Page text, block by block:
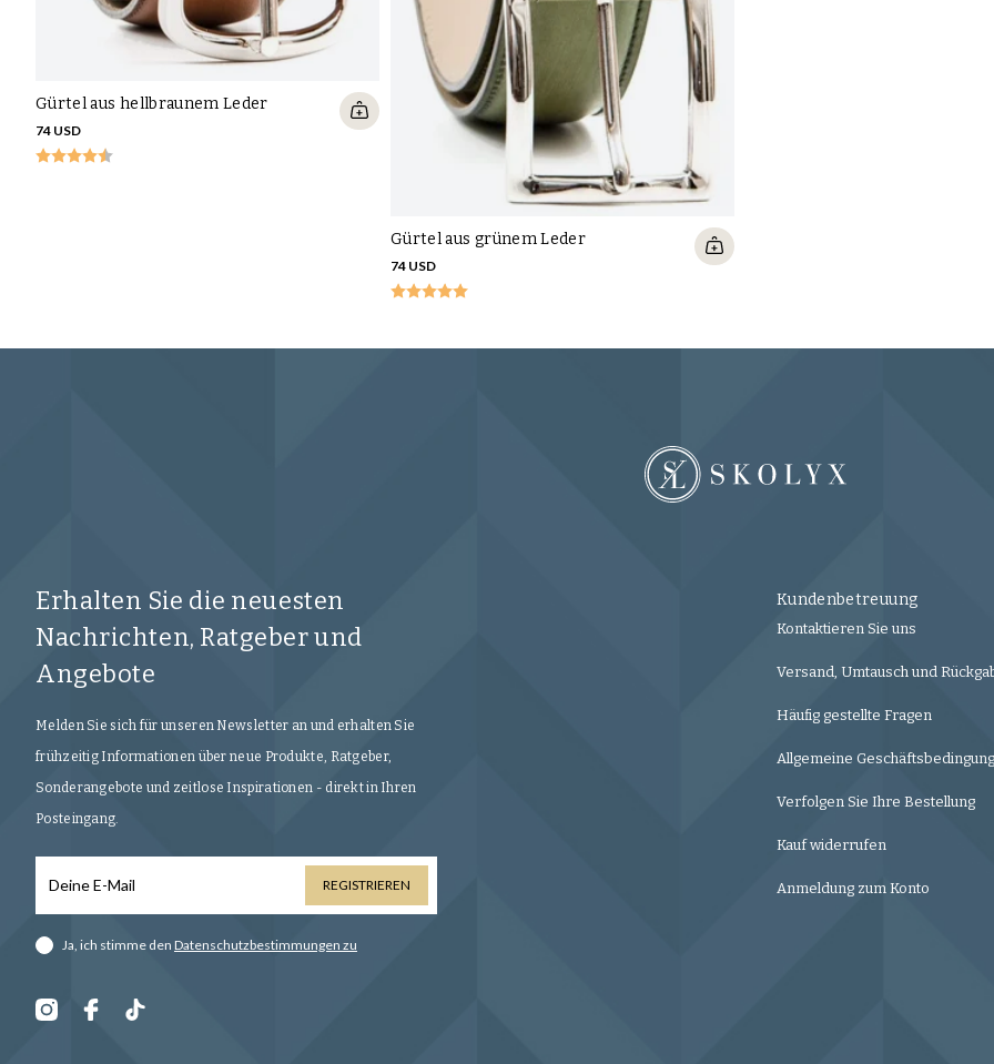
Gürtel aus hellbraunem Leder
74 USD
Gürtel aus grünem Leder
74 USD
Erhalten Sie die neuesten
Nachrichten, Ratgeber und
Angebote
Melden Sie sich für unseren Newsletter an und erhalten Sie
frühzeitig Informationen über neue Produkte, Ratgeber,
Sonderangebote und zeitlose Inspirationen - direkt in Ihren
Posteingang.
REGISTRIEREN
Ja, ich stimme den Datenschutzbestimmungen zu
Kundenbetreuung
Kontaktieren Sie uns
Versand, Umtausch und
Häufig gestellte Fragen
Allgemeine
Verfolgen Sie Ihre Bestellung
Kauf widerrufen
Anmeldung zum Konto